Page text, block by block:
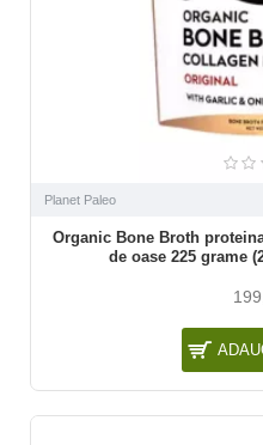
Planet Paleo
Organic Bone Broth
de oase 225 grame